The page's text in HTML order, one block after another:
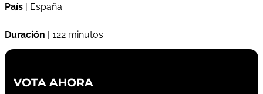
País | España
Duración | 122 minutos
VOTA AHORA